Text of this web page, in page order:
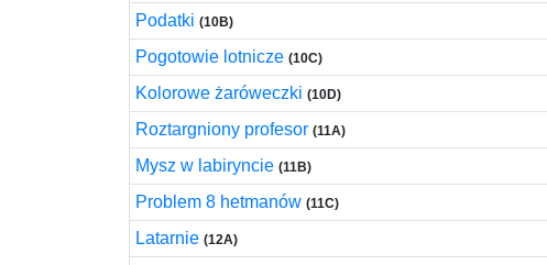
Podatki (10B)
Pogotowie lotnicze (10C)
Kolorowe żaróweczki (10D)
Roztargniony profesor (11A)
Mysz w labiryncie (11B)
Problem 8 hetmanów (11C)
Latarnie (12A)